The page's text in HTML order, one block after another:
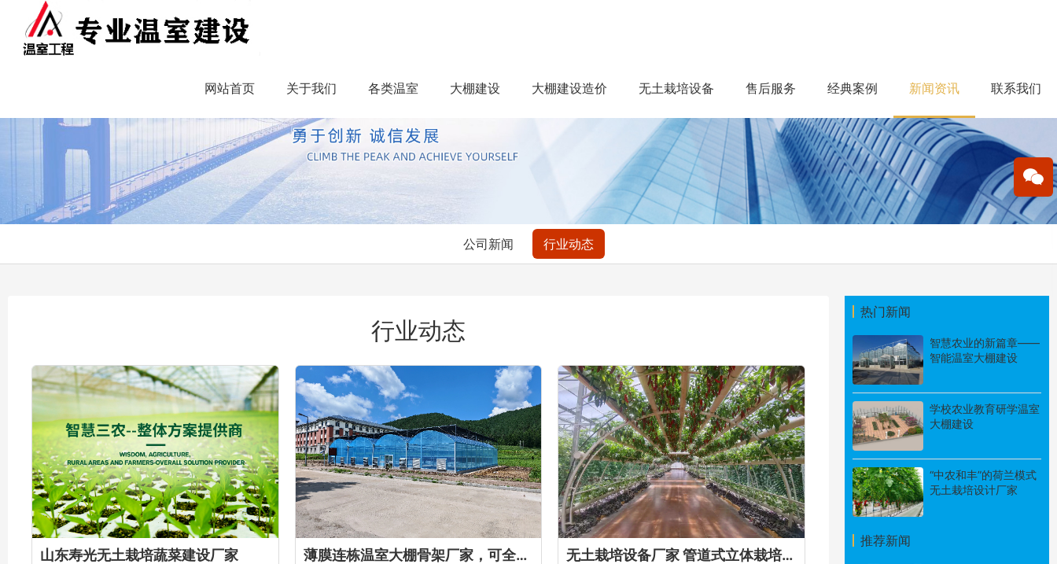
网站首页 关于我们 各类温室 大棚建设 大棚建设造价 无土栽培设备 售后服务 经典案例 新闻资讯 联系我们
公司新闻 行业动态
热门新闻
智慧农业的新篇章——
智能温室大棚建设
学校农业教育研学温室
大棚建设
“中农和丰”的荷兰模式
无土栽培设计厂家
推荐新闻
行业动态
山东寿光无土栽培蔬菜建设厂家 薄膜连栋温室大棚骨架厂家，可全国施工，支持大棚骨架定制出口 无土栽培设备厂家 管道式立体栽培系统定制 温室水培设备生产